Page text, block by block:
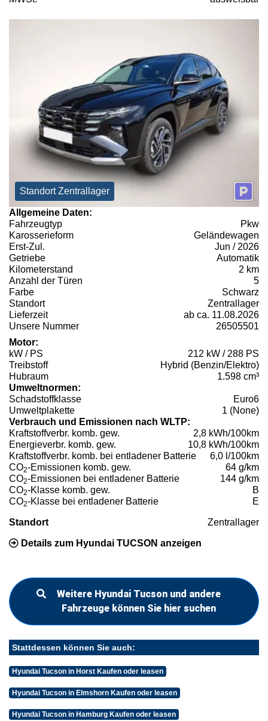
Standort Zentrallager
Allgemeine Daten:
Fahrzeugtyp
Pkw
Karosserieform
Geländewagen
Erst-Zul.
Jun / 2026
Getriebe
Automatik
Kilometerstand
2 km
Anzahl der Türen
5
Farbe
Schwarz
Standort
Zentrallager
Lieferzeit
ab ca. 11.08.2026
Unsere Nummer
26505501
Motor:
kW / PS
212 kW / 288 PS
Treibstoff
Hybrid (Benzin/Elektro)
Hubraum
1.598 cm³
Umweltnormen:
Schadstoffklasse
Euro6
Umweltplakette
1 (None)
Verbrauch und Emissionen nach WLTP:
Kraftstoffverbr. komb. gew.
2,8 kWh/100km
Energieverbr. komb. gew.
10,8 kWh/100km
Kraftstoffverbr. komb. bei entladener Batterie
6,0 l/100km
CO2-Emissionen komb. gew.
64 g/km
CO2-Emissionen bei entladener Batterie
144 g/km
CO2-Klasse komb. gew.
B
CO2-Klasse bei entladener Batterie E
Standort Zentrallager
Details zum Hyundai TUCSON anzeigen
Weitere Hyundai Tucson und andere
Fahrzeuge können Sie hier suchen
Stattdessen können Sie auch:
Hyundai Tucson in Horst Kaufen oder leasen
Hyundai Tucson in Elmshorn Kaufen oder leasen
Hyundai Tucson in Hamburg Kaufen oder leasen